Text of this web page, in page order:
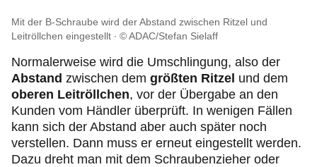
Mit der B-Schraube wird der Abstand zwischen Ritzel und
Leitröllchen eingestellt
© ADAC/Stefan Sielaff
Normalerweise wird die Umschlingung, also der
Abstand zwischen dem größten Ritzel und dem
oberen Leitröllchen, vor der Übergabe an den
Kunden vom Händler überprüft. In wenigen Fällen
kann sich der Abstand aber auch später noch
verstellen. Dann muss er erneut eingestellt werden.
Dazu dreht man mit dem Schraubenzieher oder